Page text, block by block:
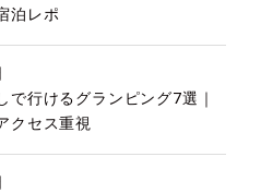
泊レポ
で行けるグランピング7選｜
クセス重視